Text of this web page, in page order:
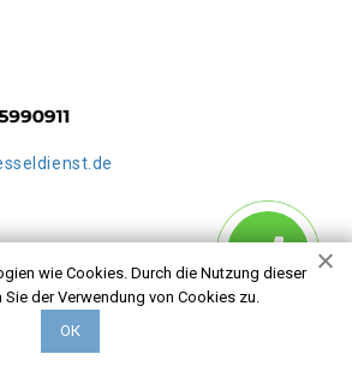
wie Cookies. Durch die Nutzung dieser
der Verwendung von Cookies zu.
ОК
Alle Rechte vorbehalten.